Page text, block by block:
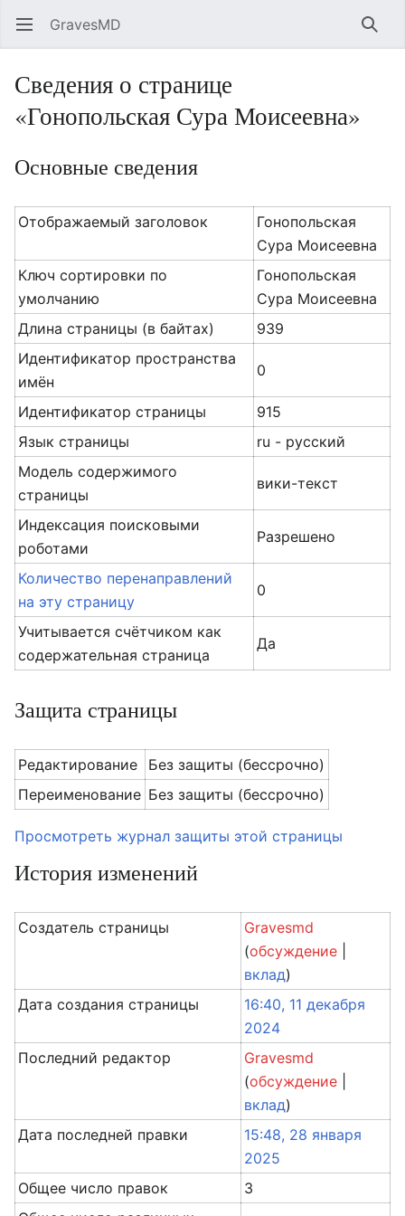
Открыть главное меню GravesMD Найти
Сведения о странице
«Гонопольская Сура Моисеевна»
Основные сведения
Отображаемый заголовок
Гонопольская
Сура Моисеевна
Ключ сортировки по
умолчанию
Гонопольская
Сура Моисеевна
Длина страницы (в байтах)
939
Идентификатор пространства
имён
0
Идентификатор страницы
915
Язык страницы
ru - русский
Модель содержимого
страницы
вики-текст
Индексация поисковыми
роботами
Разрешено
Количество перенаправлений
на эту страницу
0
Учитывается счётчиком как
содержательная страница
Да
Защита страницы
Редактирование
Без защиты (бессрочно)
Переименование Без защиты (бессрочно)
Просмотреть журнал защиты этой страницы
История изменений
Создатель страницы
Gravesmd
(обсуждение
вклад)
Дата создания страницы
16:40, 11 декабря
2024
Последний редактор
Gravesmd
(обсуждение
вклад)
Дата последней правки
15:48, 28 января
2025
Общее число правок
3